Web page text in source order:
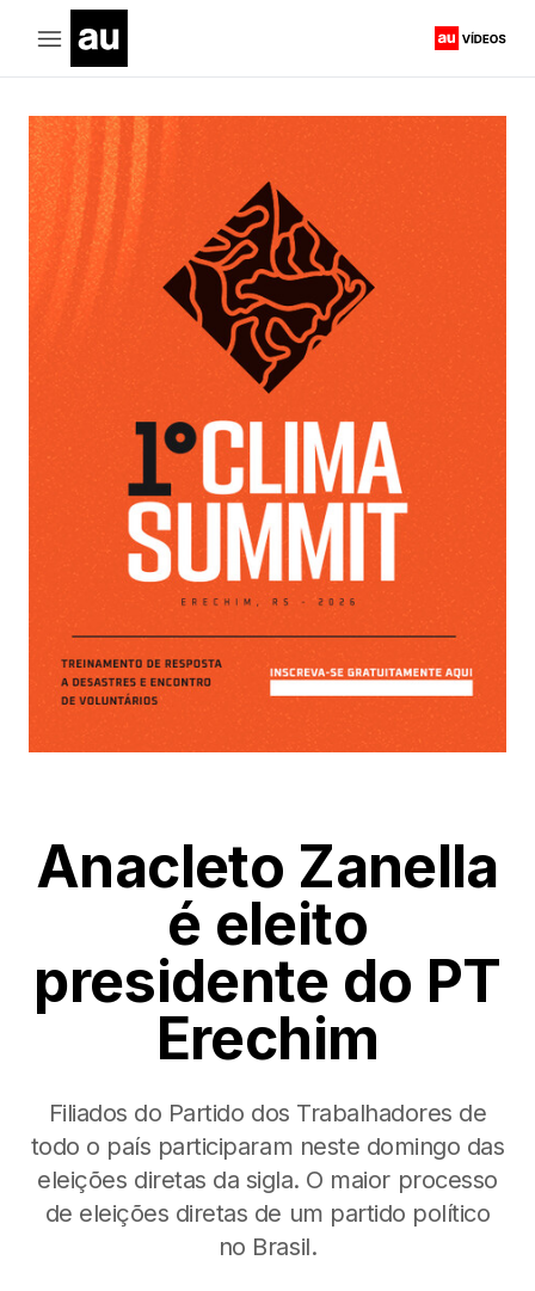
Anacleto Zanella
é eleito
presidente do PT
Erechim
Filiados do Partido dos Trabalhadores de
todo o país participaram neste domingo das
eleições diretas da sigla. O maior processo
de eleições diretas de um partido político
no Brasil.